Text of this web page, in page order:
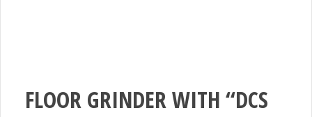
FLOOR GRINDER WITH “DCS